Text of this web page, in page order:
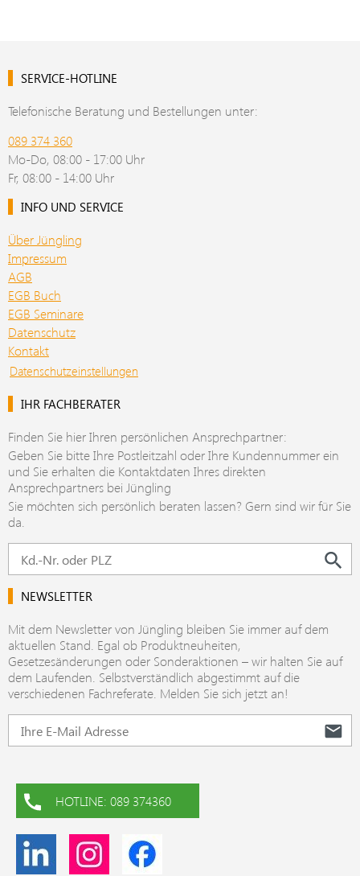
SERVICE-HOTLINE
Telefonische Beratung und Bestellungen unter:
089 374 360
Mo-Do, 08:00 - 17:00 Uhr
Fr, 08:00 - 14:00 Uhr
INFO UND SERVICE
Über Jüngling
Impressum
AGB
EGB Buch
EGB Seminare
Datenschutz
Kontakt
Datenschutzeinstellungen
IHR FACHBERATER
Finden Sie hier Ihren persönlichen Ansprechpartner:
Geben Sie bitte Ihre Postleitzahl oder Ihre Kundennummer ein
und Sie erhalten die Kontaktdaten Ihres direkten
Ansprechpartners bei Jüngling
Sie möchten sich persönlich beraten lassen? Gern sind wir für Sie
da.
NEWSLETTER
Mit dem Newsletter von Jüngling bleiben Sie immer auf dem
aktuellen Stand. Egal ob Produktneuheiten,
Gesetzesänderungen oder Sonderaktionen – wir halten Sie auf
dem Laufenden. Selbstverständlich abgestimmt auf die
verschiedenen Fachreferate. Melden Sie sich jetzt an!
HOTLINE: 089 374360